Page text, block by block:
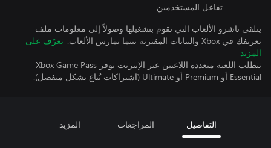
تفاعل المستخدمين
يتلقى ناشرو الألعاب التي تقوم بتشغيلها وصولاً إلى معلومات ملف
تعريفك في Xbox والبيانات المقترنة بينما تمارس الألعاب.
تعرّف على
المزيد
تتطلب اللعبة متعددة اللاعبين عبر الإنترنت توفر Xbox Game Pass
Essential أو Premium أو Ultimate (اشتراكات تُباع بشكل منفصل).
التفاصيل المراجعات المزيد